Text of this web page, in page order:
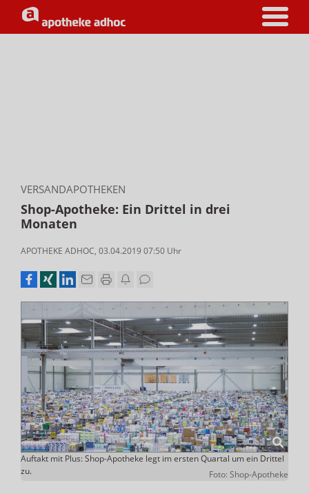
VERSANDAPOTHEKEN
Shop-Apotheke: Ein Drittel in drei
Monaten
APOTHEKE ADHOC, 03.04.2019 07:50 Uhr
Auftakt mit Plus: Shop-Apotheke legt im ersten Quartal um ein Drittel
zu.
Foto: Shop-Apotheke